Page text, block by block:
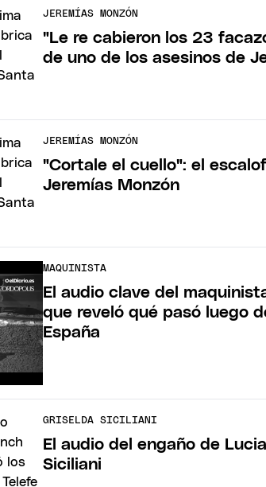
JEREMÍAS MONZÓN
"Le re cabieron los 23
de uno de los asesinos de
JEREMÍAS MONZÓN
"Cortale el cuello": el
Jeremías Monzón
MAQUINISTA
El audio clave del
que reveló qué pasó luego
España
GRISELDA SICILIANI
El audio del engaño de
Siciliani